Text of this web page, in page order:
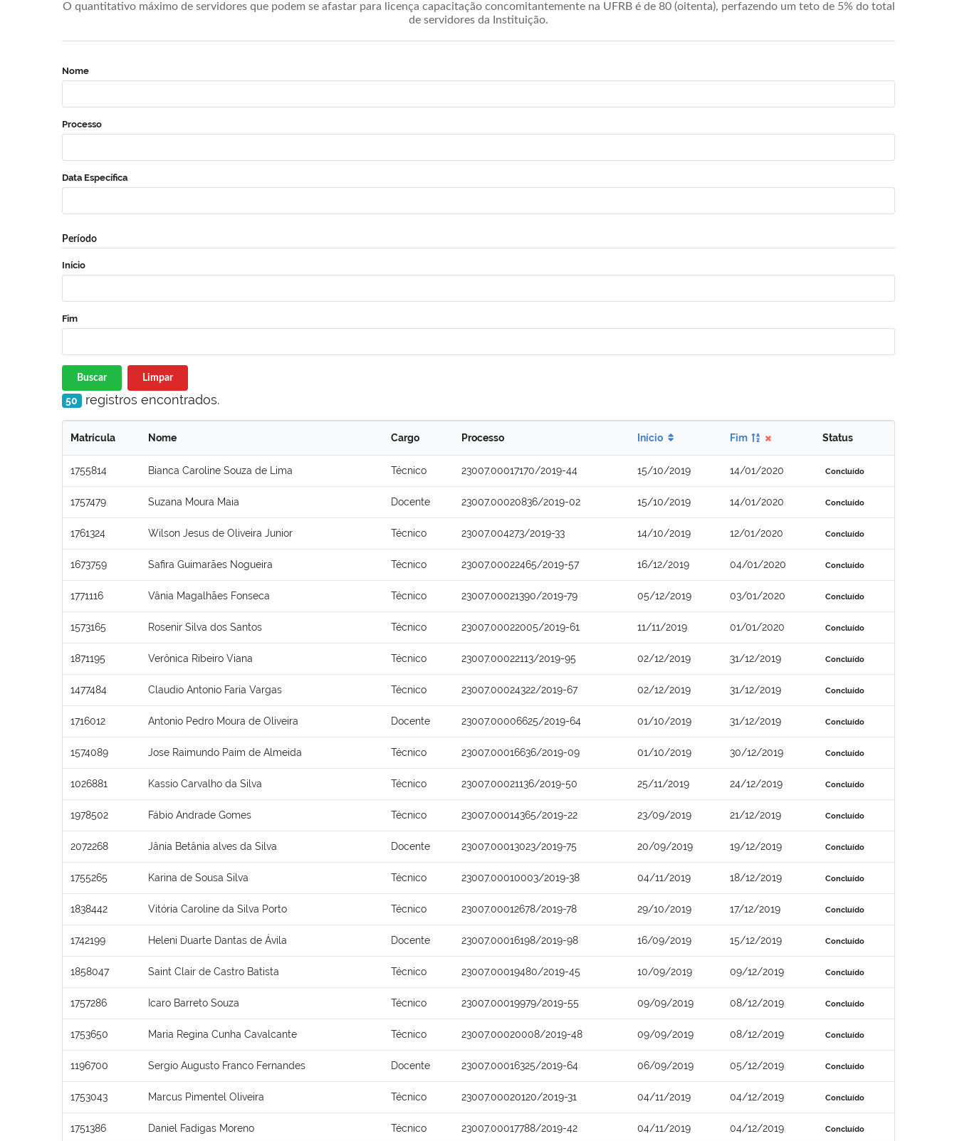
O quantitativo máximo de servidores que podem se afastar para licença capacitação concomitantemente na UFRB é de 80 (oitenta), perfazendo um teto de 5% do total
de servidores da Instituição.
Nome
Processo
Data Específica
Período
Início
Fim
Buscar Limpar
50 registros encontrados.
Matrícula Nome Cargo Processo Início Fim Status
1755814 Bianca Caroline Souza de Lima Técnico 23007.00017170/2019-44 15/10/2019 14/01/2020 Concluído
1757479 Suzana Moura Maia Docente 23007.00020836/2019-02 15/10/2019 14/01/2020 Concluído
1761324 Wilson Jesus de Oliveira Junior Técnico 23007.004273/2019-33 14/10/2019 12/01/2020 Concluído
1673759 Safira Guimarães Nogueira Técnico 23007.00022465/2019-57 16/12/2019 04/01/2020 Concluído
1771116 Vânia Magalhães Fonseca Técnico 23007.00021390/2019-79 05/12/2019 03/01/2020 Concluído
1573165 Rosenir Silva dos Santos Técnico 23007.00022005/2019-61 11/11/2019 01/01/2020 Concluído
1871195 Verônica Ribeiro Viana Técnico 23007.00022113/2019-95 02/12/2019 31/12/2019 Concluído
1477484 Claudio Antonio Faria Vargas Técnico 23007.00024322/2019-67 02/12/2019 31/12/2019 Concluído
1716012 Antonio Pedro Moura de Oliveira Docente 23007.00006625/2019-64 01/10/2019 31/12/2019 Concluído
1574089 Jose Raimundo Paim de Almeida Técnico 23007.00016636/2019-09 01/10/2019 30/12/2019 Concluído
1026881 Kassio Carvalho da Silva Técnico 23007.00021136/2019-50 25/11/2019 24/12/2019 Concluído
1978502 Fábio Andrade Gomes Técnico 23007.00014365/2019-22 23/09/2019 21/12/2019 Concluído
2072268 Jânia Betânia alves da Silva Docente 23007.00013023/2019-75 20/09/2019 19/12/2019 Concluído
1755265 Karina de Sousa Silva Técnico 23007.00010003/2019-38 04/11/2019 18/12/2019 Concluído
1838442 Vitória Caroline da Silva Porto Técnico 23007.00012678/2019-78 29/10/2019 17/12/2019 Concluído
1742199 Heleni Duarte Dantas de Ávila Docente 23007.00016198/2019-98 16/09/2019 15/12/2019 Concluído
1858047 Saint Clair de Castro Batista Técnico 23007.00019480/2019-45 10/09/2019 09/12/2019 Concluído
1757286 Icaro Barreto Souza Técnico 23007.00019979/2019-55 09/09/2019 08/12/2019 Concluído
1753650 Maria Regina Cunha Cavalcante Técnico 23007.00020008/2019-48 09/09/2019 08/12/2019 Concluído
1196700 Sergio Augusto Franco Fernandes Docente 23007.00016325/2019-64 06/09/2019 05/12/2019 Concluído
1753043 Marcus Pimentel Oliveira Técnico 23007.00020120/2019-31 04/11/2019 04/12/2019 Concluído
1751386 Daniel Fadigas Moreno Técnico 23007.00017788/2019-42 04/11/2019 04/12/2019 Concluído